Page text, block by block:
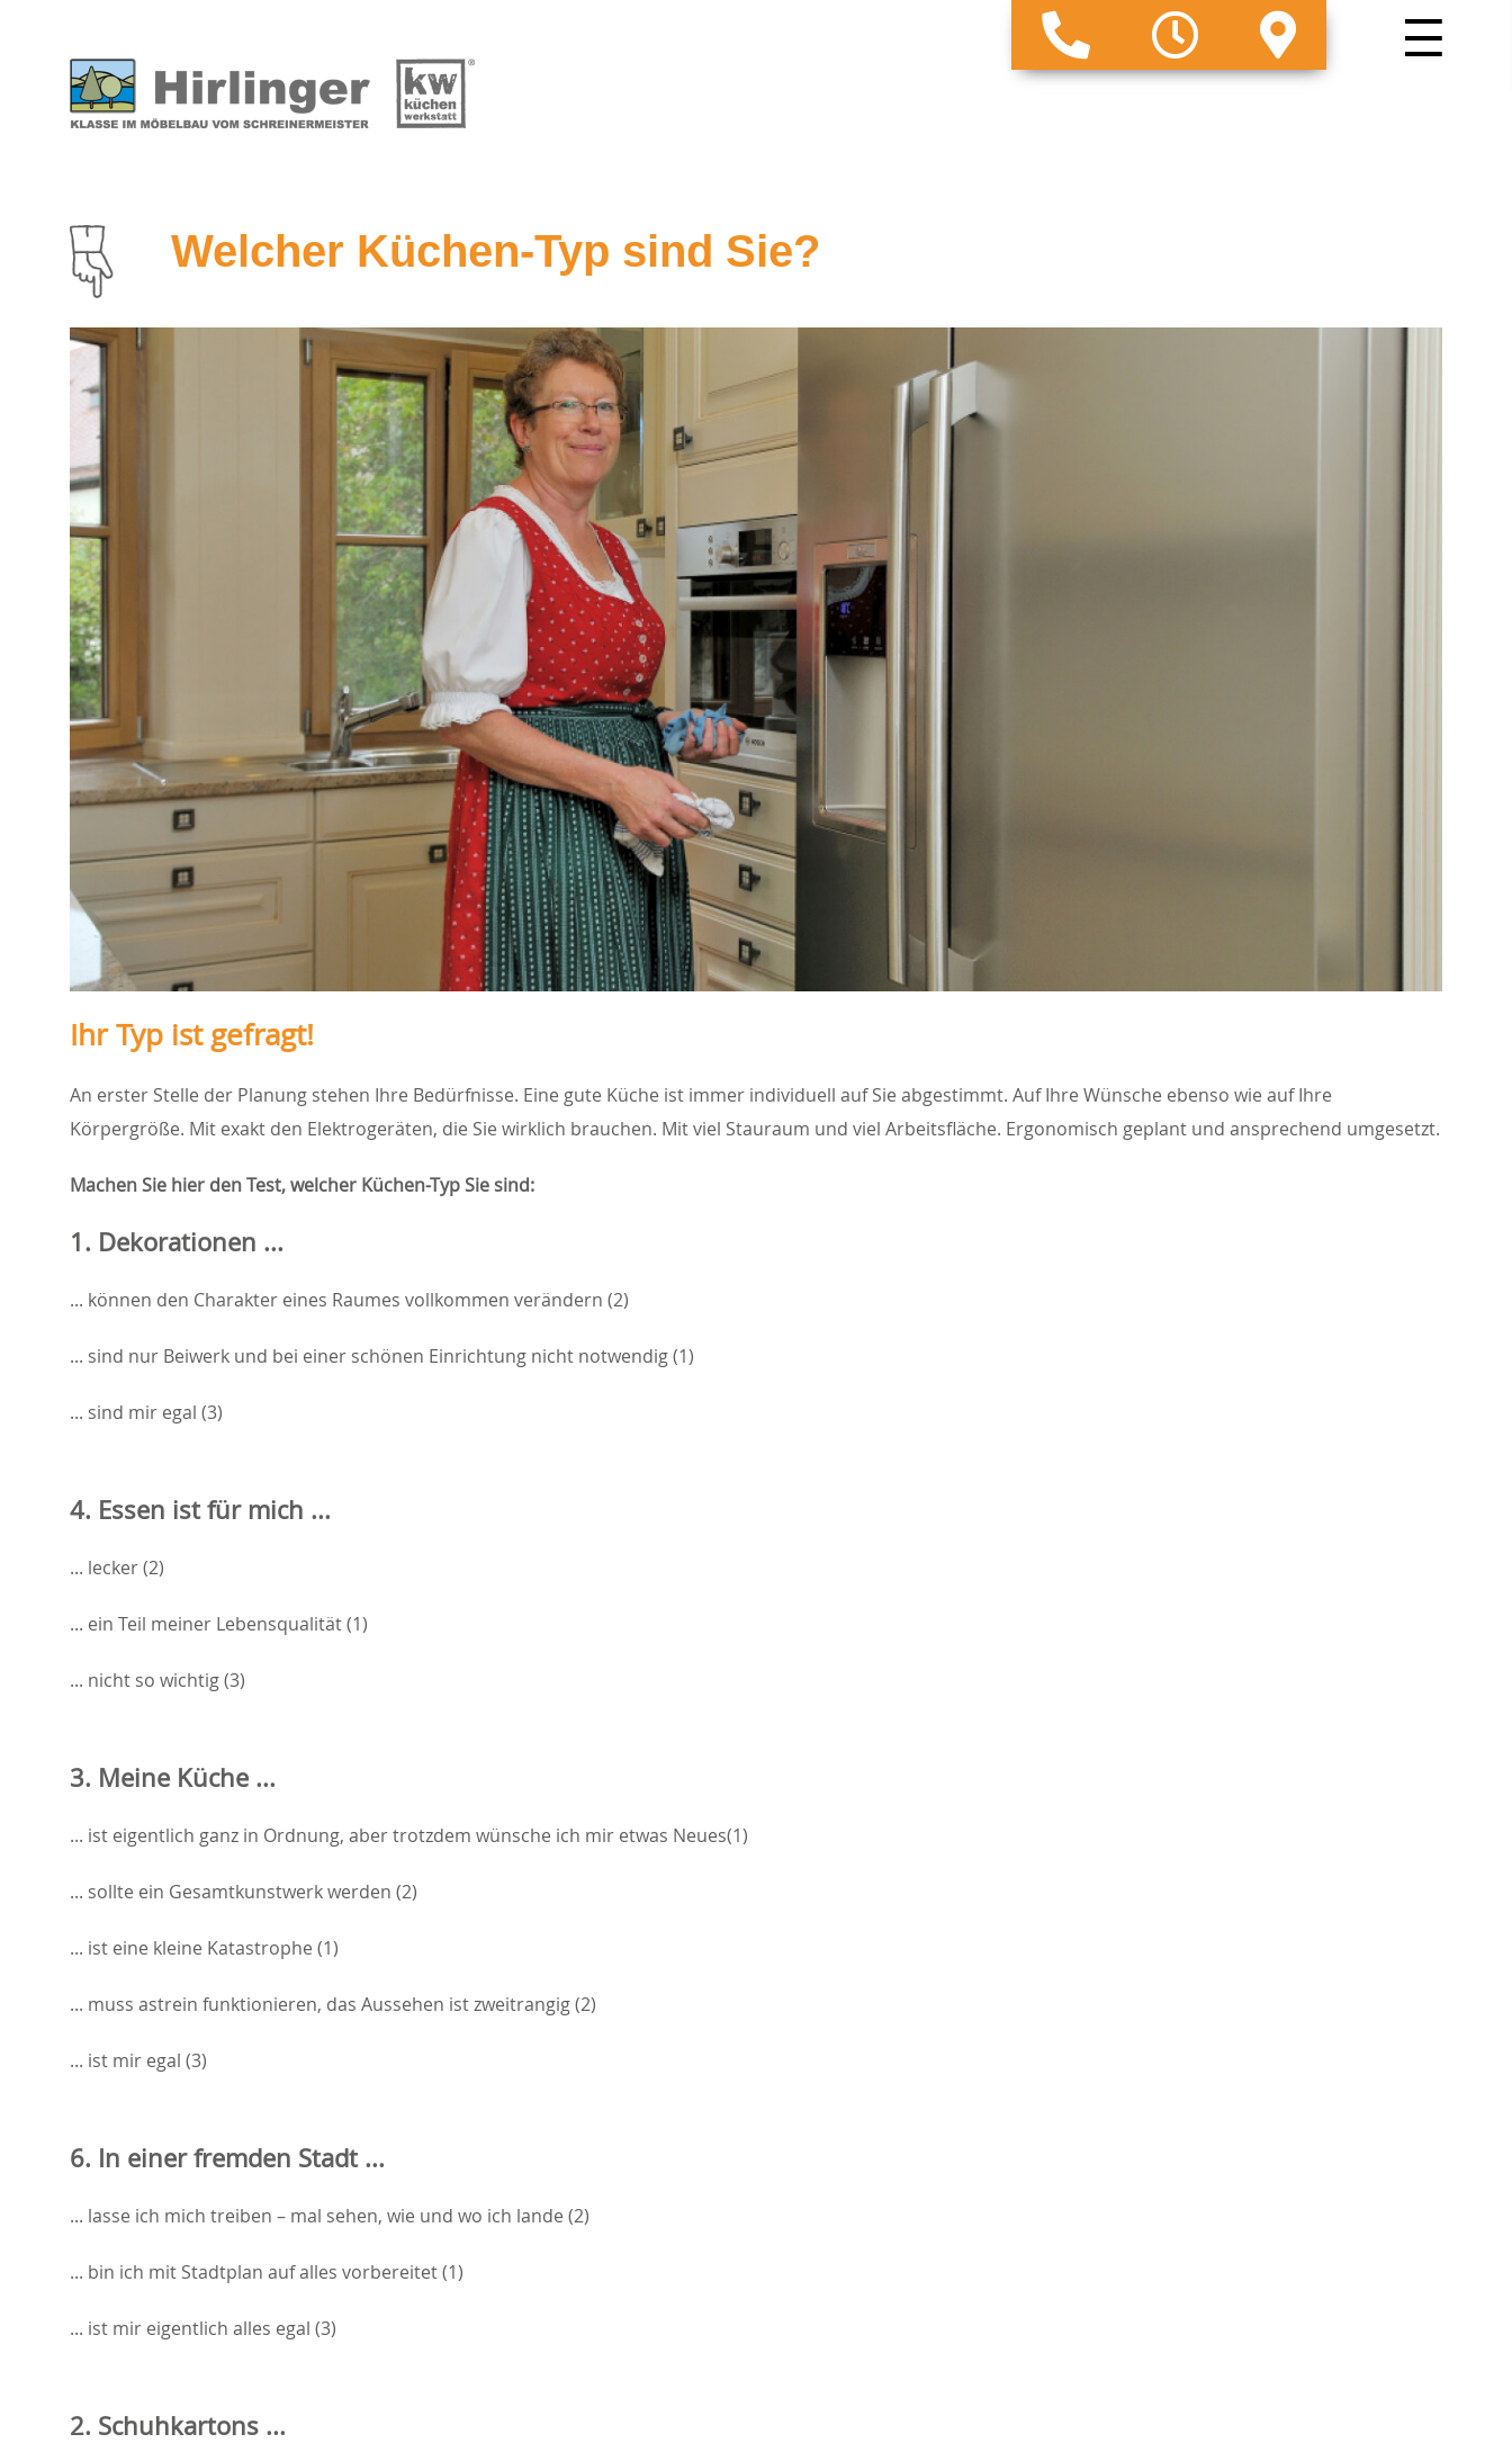
Welcher Küchen-Typ sind Sie?
Ihr Typ ist gefragt!
An erster Stelle der Planung stehen Ihre Bedürfnisse. Eine gute Küche ist immer individuell auf Sie abgestimmt. Auf Ihre Wünsche ebenso wie auf Ihre
Körpergröße. Mit exakt den Elektrogeräten, die Sie wirklich brauchen. Mit viel Stauraum und viel Arbeitsfläche. Ergonomisch geplant und ansprechend umgesetzt.
Machen Sie hier den Test, welcher Küchen-Typ Sie sind:
1. Dekorationen ...
... können den Charakter eines Raumes vollkommen verändern (2)
... sind nur Beiwerk und bei einer schönen Einrichtung nicht notwendig (1)
... sind mir egal (3)
4. Essen ist für mich ...
... lecker (2)
... ein Teil meiner Lebensqualität (1)
... nicht so wichtig (3)
3. Meine Küche ...
... ist eigentlich ganz in Ordnung, aber trotzdem wünsche ich mir etwas Neues(1)
... sollte ein Gesamtkunstwerk werden (2)
... ist eine kleine Katastrophe (1)
... muss astrein funktionieren, das Aussehen ist zweitrangig (2)
... ist mir egal (3)
6. In einer fremden Stadt ...
... lasse ich mich treiben – mal sehen, wie und wo ich lande (2)
... bin ich mit Stadtplan auf alles vorbereitet (1)
... ist mir eigentlich alles egal (3)
2. Schuhkartons ...